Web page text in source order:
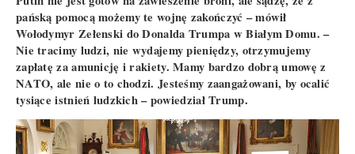
pańską pomocą możemy te wojnę zakończyć – mówił
Wołodymyr Zełenski do Donalda Trumpa w Białym Domu. –
Nie tracimy ludzi, nie wydajemy pieniędzy, otrzymujemy
zapłatę za amunicję i rakiety. Mamy bardzo dobrą umowę z
NATO, ale nie o to chodzi. Jesteśmy zaangażowani, by ocalić
tysiące istnień ludzkich – powiedział Trump.